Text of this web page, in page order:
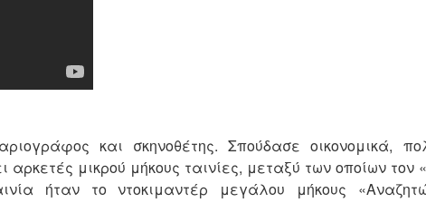
και σκηνοθέτης. Σπούδασε οικονομικά,
μικρού μήκους ταινίες, μεταξύ των οποίων τον
ήταν το ντοκιμαντέρ μεγάλου μήκους